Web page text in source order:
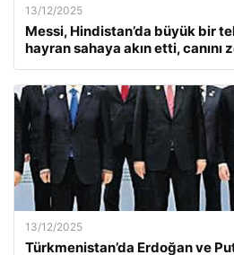
13/12/2025
Messi, Hindistan’da büyük bir
hayran sahaya akın etti, canını
13/12/2025
Türkmenistan’da Erdoğan ve